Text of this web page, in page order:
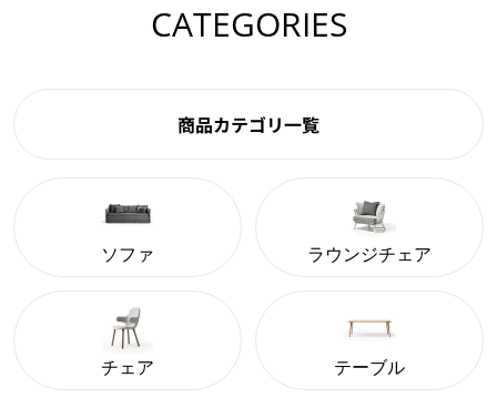
CATEGORIES
商品カテゴリ一覧
ソファ ラウンジチェア
チェア テーブル